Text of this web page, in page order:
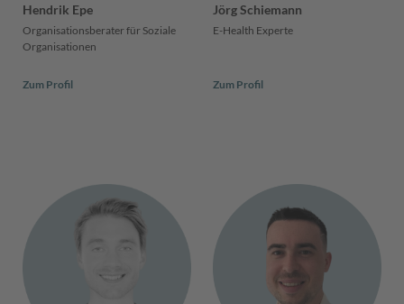
Hendrik Epe
Organisationsberater für Soziale
Organisationen
Zum Profil
Jörg Schiemann
E-Health Experte
Zum Profil